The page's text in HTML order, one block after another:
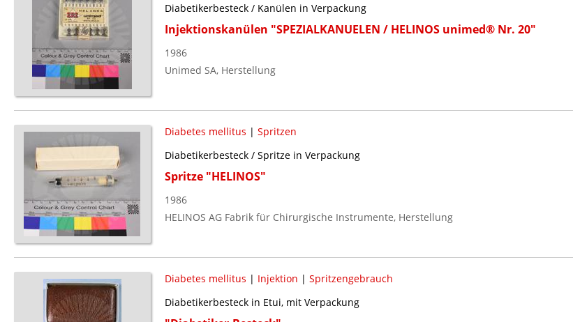
Diabetikerbesteck / Kanülen in Verpackung
Injektionskanülen "SPEZIALKANUELEN / HELINOS unimed® Nr. 20"
1986
Unimed SA, Herstellung
Diabetes mellitus | Spritzen
Diabetikerbesteck / Spritze in Verpackung
Spritze "HELINOS"
1986
HELINOS AG Fabrik für Chirurgische Instrumente, Herstellung
Diabetes mellitus | Injektion | Spritzengebrauch
Diabetikerbesteck in Etui, mit Verpackung